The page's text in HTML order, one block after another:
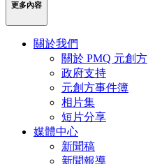
更多內容
關於我們
關於 PMQ 元創方
政府支持
元創方事件簿
相片集
短片分享
媒體中心
新聞稿
新聞報導